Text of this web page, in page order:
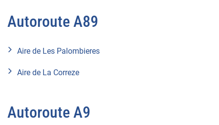
Autoroute A89
Aire de Les Palombieres
Aire de La Correze
Autoroute A9